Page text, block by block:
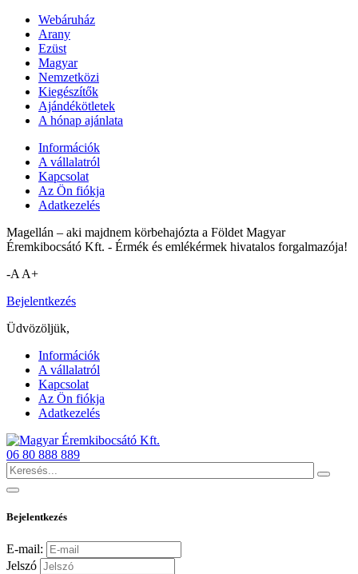
Webáruház
Arany
Ezüst
Magyar
Nemzetközi
Kiegészítők
Ajándékötletek
A hónap ajánlata
Információk
A vállalatról
Kapcsolat
Az Ön fiókja
Adatkezelés
Magellán – aki majdnem körbehajózta a Földet Magyar
Éremkibocsátó Kft. - Érmék és emlékérmek hivatalos forgalmazója!
-A A+
Bejelentkezés
Üdvözöljük,
Információk
A vállalatról
Kapcsolat
Az Ön fiókja
Adatkezelés
06 80 888 889
Bejelentkezés
E-mail:
Jelszó